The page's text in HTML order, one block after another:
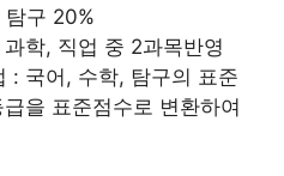
구 20%
학, 직업 중 2과목반영
: 국어, 수학, 탐구의 표준
을 표준점수로 변환하여